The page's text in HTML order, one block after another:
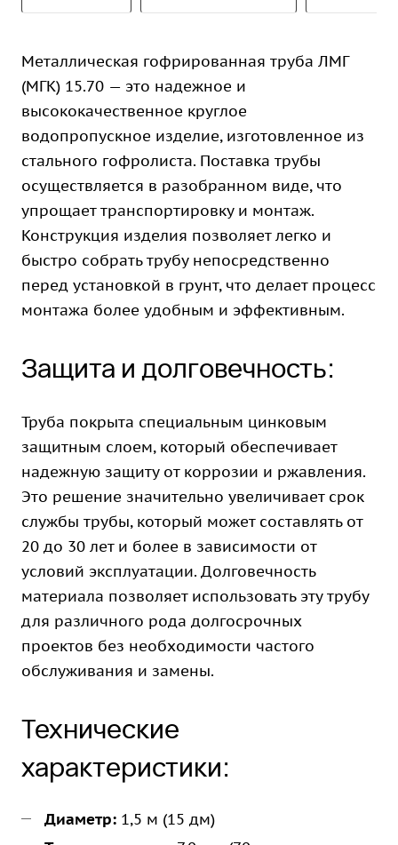
Металлическая гофрированная труба ЛМГ
(МГК) 15.70 — это надежное и
высококачественное круглое
водопропускное изделие, изготовленное из
стального гофролиста. Поставка трубы
осуществляется в разобранном виде, что
упрощает транспортировку и монтаж.
Конструкция изделия позволяет легко и
быстро собрать трубу непосредственно
перед установкой в грунт, что делает процесс
монтажа более удобным и эффективным.
Защита и долговечность:
Труба покрыта специальным цинковым
защитным слоем, который обеспечивает
надежную защиту от коррозии и ржавления.
Это решение значительно увеличивает срок
службы трубы, который может составлять от
20 до 30 лет и более в зависимости от
условий эксплуатации. Долговечность
материала позволяет использовать эту трубу
для различного рода долгосрочных
проектов без необходимости частого
обслуживания и замены.
Технические
характеристики:
Диаметр: 1,5 м (15 дм)